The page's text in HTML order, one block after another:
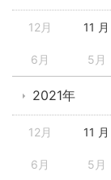
12月 11 月
6月 5月
2021年
12月 11 月
6月 5月